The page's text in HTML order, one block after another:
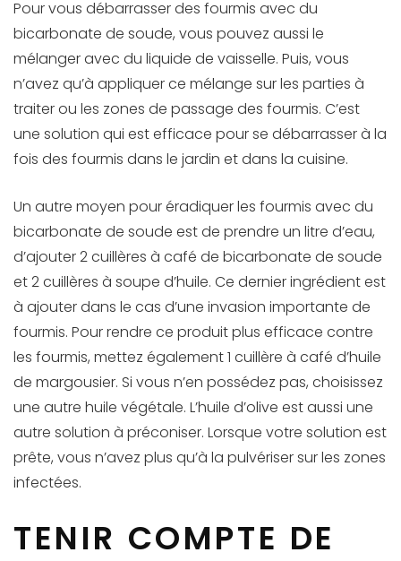
Pour vous débarrasser des fourmis avec du
bicarbonate de soude, vous pouvez aussi le
mélanger avec du liquide de vaisselle. Puis, vous
n’avez qu’à appliquer ce mélange sur les parties à
traiter ou les zones de passage des fourmis. C’est
une solution qui est efficace pour se débarrasser à la
fois des fourmis dans le jardin et dans la cuisine.
Un autre moyen pour éradiquer les fourmis avec du
bicarbonate de soude est de prendre un litre d’eau,
d’ajouter 2 cuillères à café de bicarbonate de soude
et 2 cuillères à soupe d’huile. Ce dernier ingrédient est
à ajouter dans le cas d’une invasion importante de
fourmis. Pour rendre ce produit plus efficace contre
les fourmis, mettez également 1 cuillère à café d’huile
de margousier. Si vous n’en possédez pas, choisissez
une autre huile végétale. L’huile d’olive est aussi une
autre solution à préconiser. Lorsque votre solution est
prête, vous n’avez plus qu’à la pulvériser sur les zones
infectées.
TENIR COMPTE DE